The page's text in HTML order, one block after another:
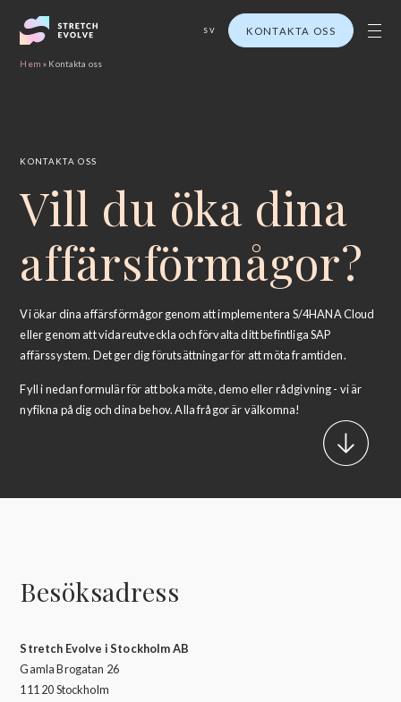
SV KONTAKTA OSS
Hem » Kontakta oss
KONTAKTA OSS
Vill du öka dina
affärsförmågor?
Vi ökar dina affärsförmågor genom att implementera S/4HANA Cloud
eller genom att vidareutveckla och förvalta ditt befintliga SAP
affärssystem. Det ger dig förutsättningar för att möta framtiden.
Fyll i nedan formulär för att boka möte, demo eller rådgivning - vi är
nyfikna på dig och dina behov. Alla frågor är välkomna!
Besöksadress
Stretch Evolve i Stockholm AB
Gamla Brogatan 26
111 20 Stockholm